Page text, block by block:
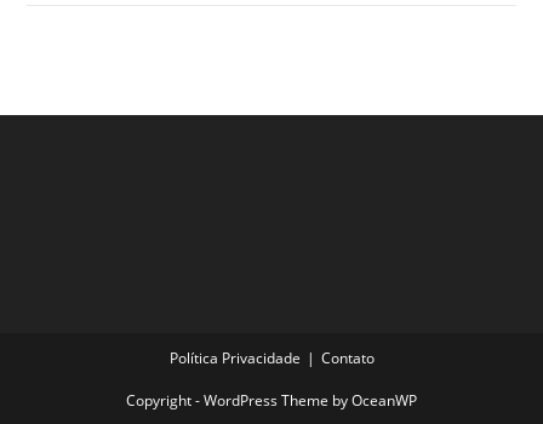
Política Privacidade Contato
Copyright - WordPress Theme by OceanWP